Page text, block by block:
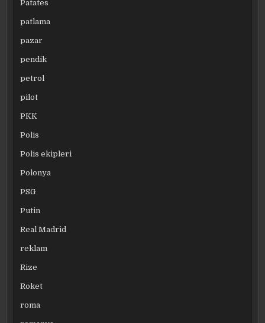
Patates
patlama
pazar
pendik
petrol
pilot
PKK
Polis
Polis ekipleri
Polonya
PSG
Putin
Real Madrid
reklam
Rize
Roket
roma